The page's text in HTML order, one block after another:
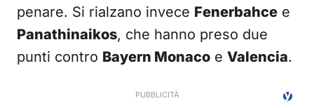
penare. Si rialzano invece Fenerbahce e
Panathinaikos, che hanno preso due
punti contro Bayern Monaco e Valencia.